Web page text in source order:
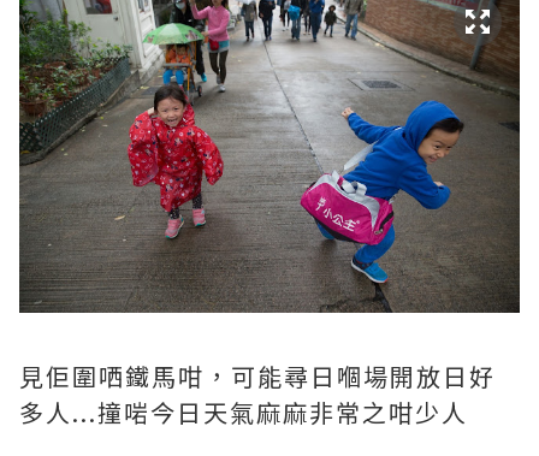
見佢圍哂鐵馬咁，可能尋日嗰場開放日好
多人...撞啱今日天氣麻麻非常之咁少人